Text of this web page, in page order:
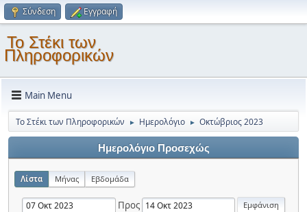
Σύνδεση Εγγραφή
Το Στέκι των
Πληροφορικών
Main Menu
Το Στέκι των Πληροφορικών ► Ημερολόγιο ► Οκτώβριος 2023
Ημερολόγιο Προσεχώς
Λίστα Μήνας Εβδομάδα
Προς